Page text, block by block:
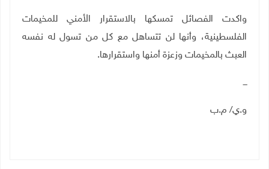
واكدت الفصائل تمسكها بالاستقرار الأمني للمخيمات
الفلسطينية، وأنها لن تتساهل مع كل من تسول له نفسه
العبث بالمخيمات وزعزة أمنها واستقرارها.
ـــ
و.ي/ م.ب